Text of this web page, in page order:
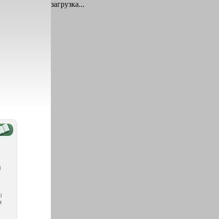
загрузка...